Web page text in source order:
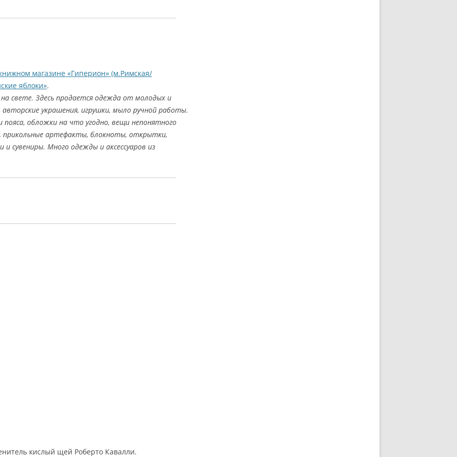
магазине «Гиперион» (м.Римская/
яблоки».
свете. Здесь продается одежда от молодых и
украшения, игрушки, мыло ручной работы.
обложки на что угодно, вещи непонятного
прикольные артефакты, блокноты, открытки,
сувениры. Много одежды и аксессуаров из
кислый щей Роберто Кавалли.